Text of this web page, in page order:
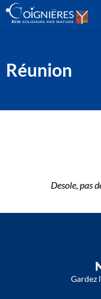
Réunion
Desole, pas
Gardez